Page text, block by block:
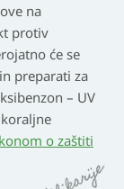
na
protiv
će se
preparati za
– UV
o zaštiti